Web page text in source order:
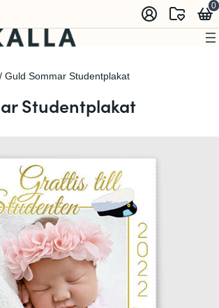
0
/ Guld Sommar Studentplakat
Studentplakat